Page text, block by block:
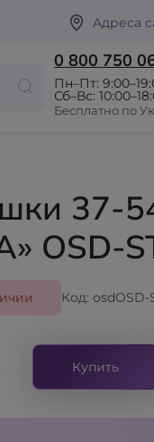
Адреса
0 800 750
Пн–Пт:
Сб–Вс:
Бесплатно по
37-
OSD-
Код: osdOSD-
Купить